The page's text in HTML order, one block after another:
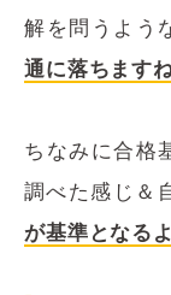
解を問うよう
通に落ちます
ちなみに合格
調べた感じ＆
が基準となる